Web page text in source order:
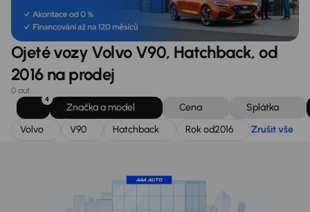
Ojeté vozy Volvo V90, Hatchback, od
2016 na prodej
0 aut
4
Značka a model Cena
Splátka
Volvo
V90 Hatchback Rok od2016 Zrušit vše